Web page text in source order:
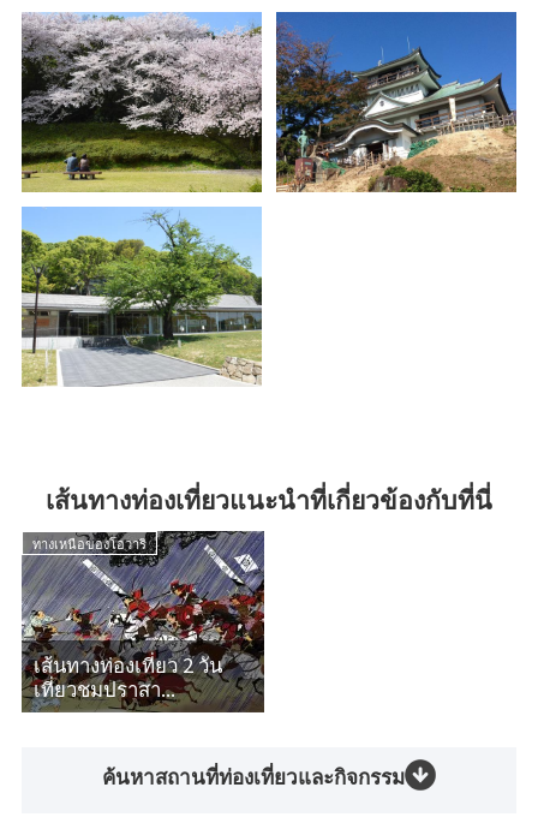
เส้นทางท่องเที่ยวแนะนำที่เกี่ยวข้องกับที่นี่
ทางเหนือของโอวาริ
เส้นทางท่องเที่ยว 2 วัน
เที่ยวชมปราสา...
ค้นหาสถานที่ท่องเที่ยวและกิจกรรม